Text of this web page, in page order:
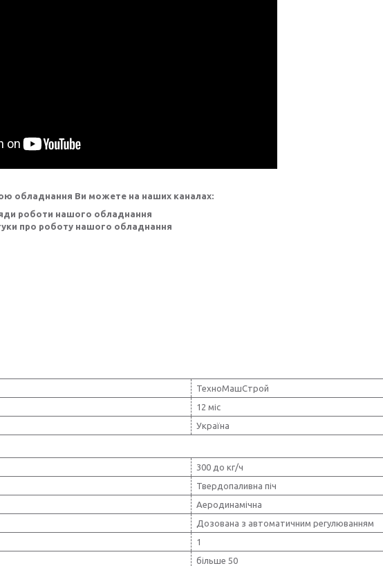
обладнання Ви можете на наших каналах:
роботи нашого обладнання
про роботу нашого обладнання
ТехноМашСтрой
12 міс
Україна
300 до кг/ч
Твердопаливна піч
Аеродинамічна
Дозована з автоматичним регулюванням
1
більше 50